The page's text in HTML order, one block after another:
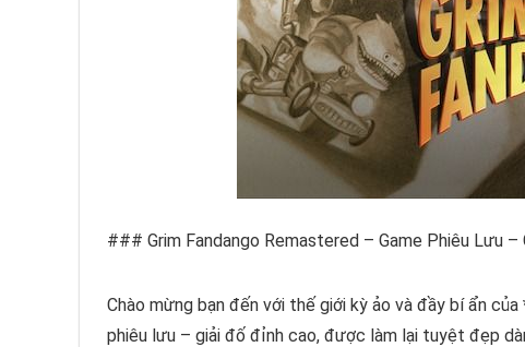
### Grim Fandango Remastered – Game Phiêu Lưu –
Chào mừng bạn đến với thế giới kỳ ảo và đầy bí ẩn
phiêu lưu – giải đố đỉnh cao, được làm lại tuyệt đẹp